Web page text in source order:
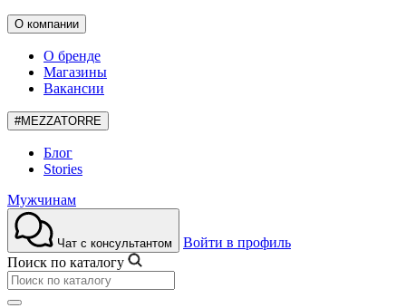
О компании
О бренде
Магазины
Вакансии
#MEZZATORRE
Блог
Stories
Мужчинам
Чат с консультантом
Войти в профиль
Поиск по каталогу